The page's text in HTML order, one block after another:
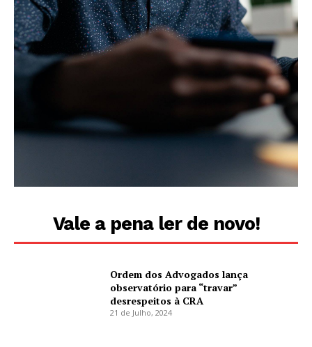
Vale a pena ler de novo!
Ordem dos Advogados lança
observatório para “travar”
desrespeitos à CRA
21 de Julho, 2024